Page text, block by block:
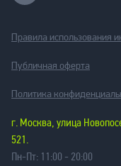
Правила использования
Публичная оферта
Политика
г. Москва, улица
521.
Пн-Пт: 11:00 - 20:00